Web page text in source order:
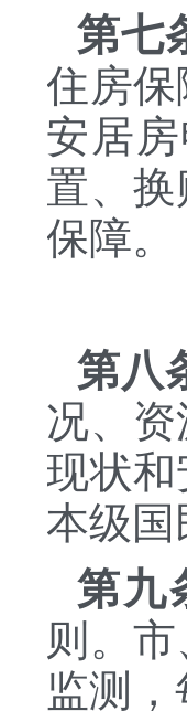
第七
住房
安居
置、
保障。
第八
况、
现状
本级
第九
则。
监测